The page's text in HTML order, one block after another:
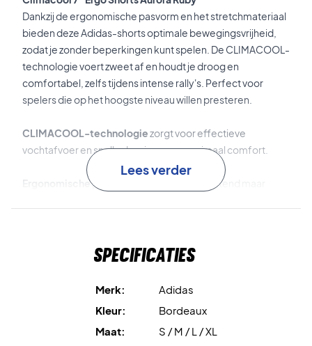
Dankzij de ergonomische pasvorm en het stretchmateriaal
bieden deze Adidas-shorts optimale bewegingsvrijheid,
zodat je zonder beperkingen kunt spelen. De CLIMACOOL-
technologie voert zweet af en houdt je droog en
comfortabel, zelfs tijdens intense rally's. Perfect voor
spelers die op het hoogste niveau willen presteren.
CLIMACOOL-technologiezorgt voor effectieve
vochtafvoer en snelle droging voor maximaal comfort.
Ergonomische pasvorm
biedt een nauwsluitend maar
Climacool 7" Ergo Shorts vandaag nog!
Kleur: Aurora Ruby.
Lees verder
Specificaties
Merk:
Adidas
Kleur:
Bordeaux
Maat:
S / M / L / XL